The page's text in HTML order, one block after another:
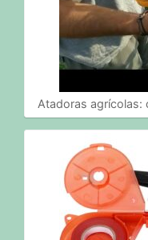
Atadoras agrícolas: